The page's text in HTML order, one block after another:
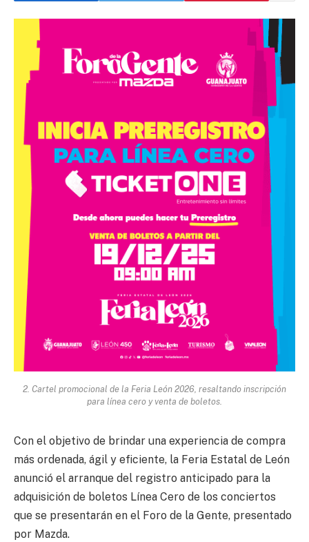
2. Cartel promocional de la Feria León 2026, resaltando inscripción
para línea cero y venta de boletos.
Con el objetivo de brindar una experiencia de compra
más ordenada, ágil y eficiente, la Feria Estatal de León
anunció el arranque del registro anticipado para la
adquisición de boletos Línea Cero de los conciertos
que se presentarán en el Foro de la Gente, presentado
por Mazda.